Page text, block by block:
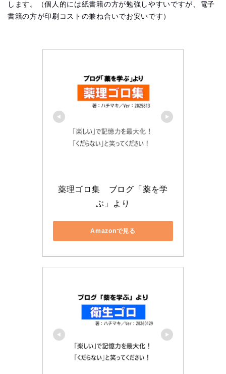
します。（個人的には紙書籍の方が勉強しやすいですが、電子
書籍の方が印刷コストの兼ね合いでお安いです）
薬理ゴロ集　ブログ「薬を学
ぶ」より
Amazonで見る